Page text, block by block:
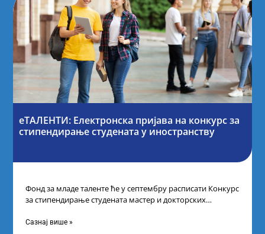
еТАЛЕНТИ: Електронска пријава на конкурс за
стипендирање студената у иностранству
Фонд за младе таленте ће у септембру расписати Конкурс
за стипендирање студената мастер и докторских
Сазнај више »